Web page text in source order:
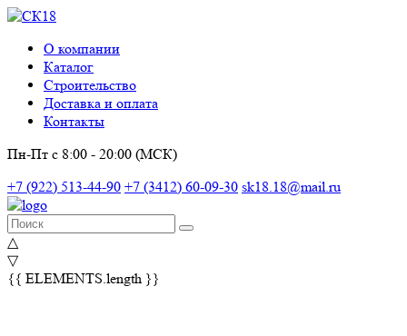
О компании
Каталог
Строительство
Доставка и оплата
Контакты
Пн-Пт с 8:00 - 20:00 (МСК)
+7 (922) 513-44-90 +7 (3412) 60-09-30 sk18.18@mail.ru
△
▽
{{ ELEMENTS.length }}